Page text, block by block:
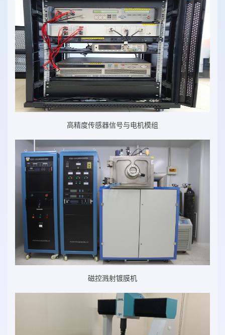
高精度传感器信号与电机模组
磁控溅射镀膜机